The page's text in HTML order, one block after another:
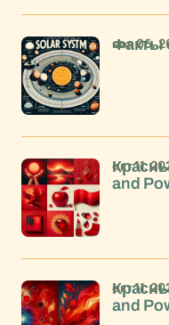
Факты
ноя 06,
and
окт 11,
and
окт 11,